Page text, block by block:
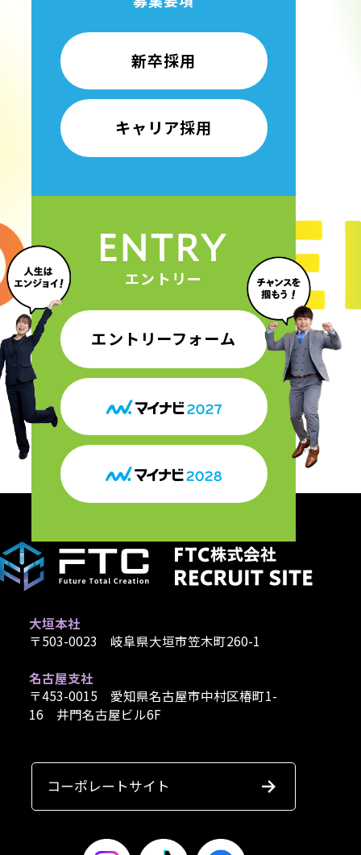
新卒採用
キャリア採用
エントリー
エントリーフォーム
大垣本社
〒503-0023 岐阜県大垣市笠木町260-1
名古屋支社
〒453-0015 愛知県名古屋市中村区椿町1-
16 井門名古屋ビル6F
コーポレートサイト